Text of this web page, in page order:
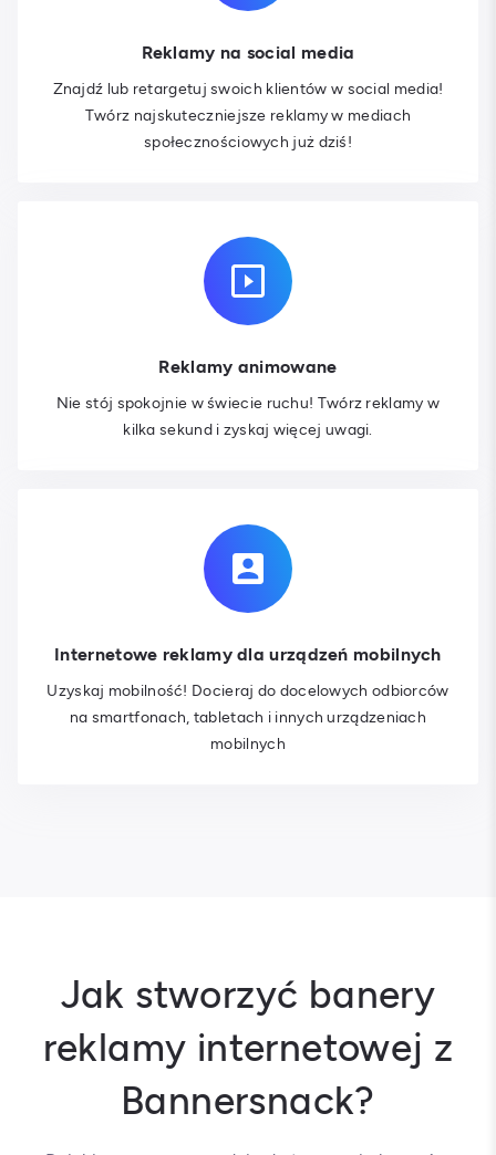
Reklamy na social media
Znajdź lub retargetuj swoich klientów w social media!
Twórz najskuteczniejsze reklamy w mediach
społecznościowych już dziś!
Reklamy animowane
Nie stój spokojnie w świecie ruchu! Twórz reklamy w
kilka sekund i zyskaj więcej uwagi.
Internetowe reklamy dla urządzeń mobilnych
Uzyskaj mobilność! Docieraj do docelowych odbiorców
na smartfonach, tabletach i innych urządzeniach
mobilnych
Jak stworzyć banery
reklamy internetowej z
Bannersnack?